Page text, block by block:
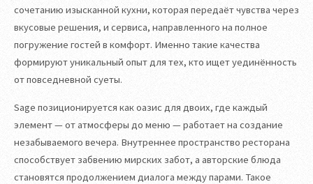
сочетанию изысканной кухни, которая передаёт чувства через
вкусовые решения, и сервиса, направленного на полное
погружение гостей в комфорт. Именно такие качества
формируют уникальный опыт для тех, кто ищет уединённость
от повседневной суеты.
Sage позиционируется как оазис для двоих, где каждый
элемент — от атмосферы до меню — работает на создание
незабываемого вечера. Внутреннее пространство ресторана
способствует забвению мирских забот, а авторские блюда
становятся продолжением диалога между парами. Такое